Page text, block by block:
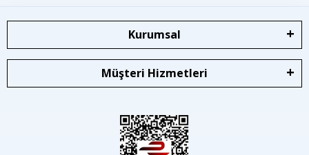
Kurumsal
Müşteri Hizmetleri